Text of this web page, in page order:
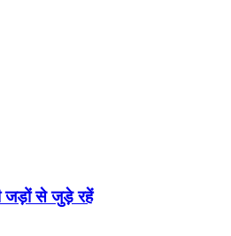
जड़ों से जुड़े रहें